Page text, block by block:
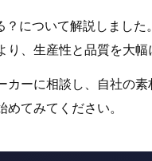
について解説しまし
、生産性と品質を大幅
ーに相談し、自社の
めてみてください。